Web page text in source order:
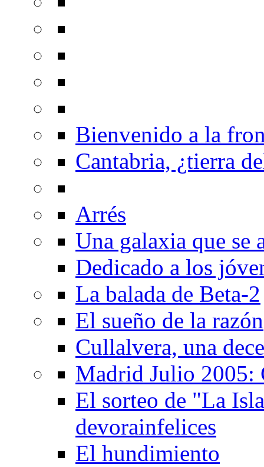
Bienvenido a la
Cantabria, ¿tierra
Arrés
Una galaxia que se
Dedicado a los
La balada de Beta-2
El sueño de la razón
Cullalvera, una
Madrid Julio 2005:
El sorteo de "La
devorainfelices
El hundimiento